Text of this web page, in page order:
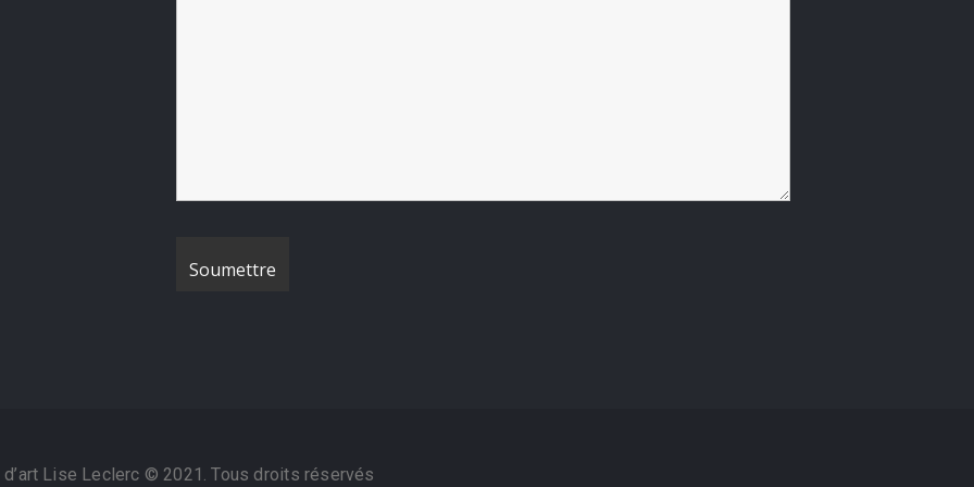
d’art Lise Leclerc © 2021. Tous droits réservés